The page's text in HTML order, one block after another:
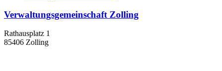
Verwaltungsgemeinschaft Zolling
Rathausplatz 1
85406 Zolling